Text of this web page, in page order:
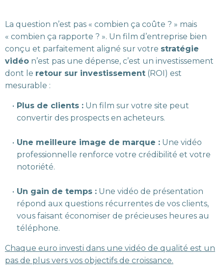
La question n’est pas « combien ça coûte ? » mais
« combien ça rapporte ? ». Un film d’entreprise bien
conçu et parfaitement aligné sur votre stratégie
vidéo n’est pas une dépense, c’est un investissement
dont le retour sur investissement (ROI) est
mesurable :
Plus de clients :Un film sur votre site peut
convertir des prospects en acheteurs.
Une meilleure image de marque :Une vidéo
professionnelle renforce votre crédibilité et votre
notoriété.
Un gain de temps :Une vidéo de présentation
répond aux questions récurrentes de vos clients,
vous faisant économiser de précieuses heures au
téléphone.
Chaque euro investi dans une vidéo de qualité est un
pas de plus vers vos objectifs de croissance.